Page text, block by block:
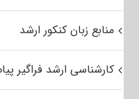
منابع زبان کنکور ارشد
کارشناسی ارشد فراگیر